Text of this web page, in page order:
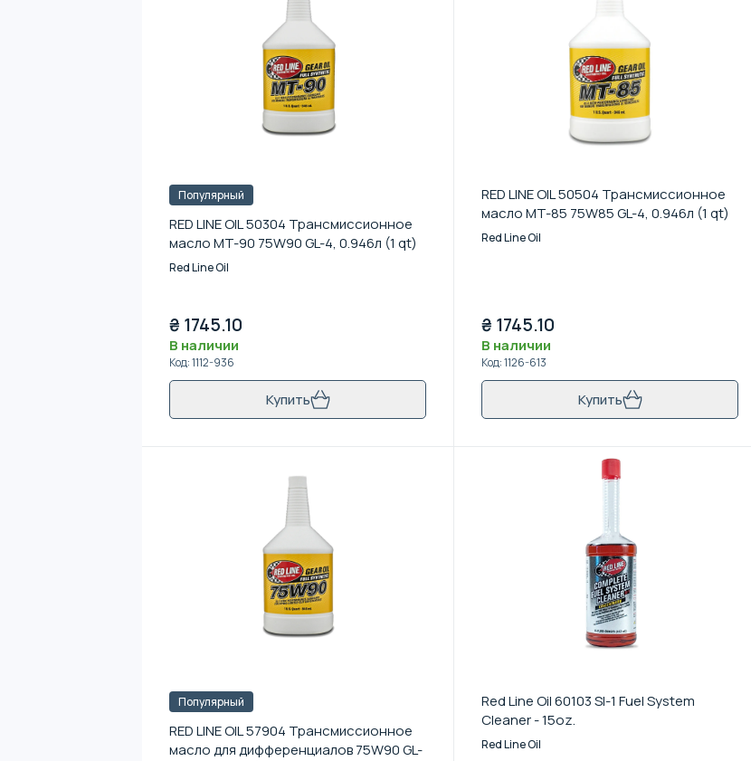
Популярный
RED LINE OIL 50304 Трансмиссионное
масло MT-90 75W90 GL-4, 0.946л (1 qt)
Red Line Oil
₴ 1745.10
В наличии
Код:1112-936
Купить
RED LINE OIL 50504 Трансмиссионное
масло MT-85 75W85 GL-4, 0.946л (1 qt)
Red Line Oil
₴ 1745.10
В наличии
Код:1126-613
Купить
Популярный
RED LINE OIL 57904 Трансмиссионное
масло для дифференциалов 75W90 GL-
Red Line Oil 60103 SI-1 Fuel System
Cleaner - 15oz.
Red Line Oil